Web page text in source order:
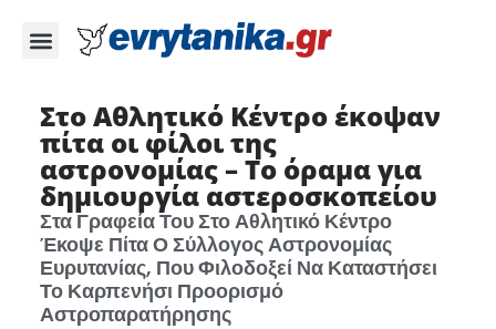
Στο Αθλητικό Κέντρο έκοψαν
πίτα οι φίλοι της
αστρονομίας – Το όραμα για
δημιουργία αστεροσκοπείου
Στα Γραφεία Του Στο Αθλητικό Κέντρο
Έκοψε Πίτα Ο Σύλλογος Αστρονομίας
Ευρυτανίας, Που Φιλοδοξεί Να Καταστήσει
Το Καρπενήσι Προορισμό
Αστροπαρατήρησης